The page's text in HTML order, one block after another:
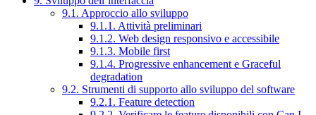
9.1. Approccio allo sviluppo
9.1.1. Attività preliminari
9.1.2. Web design responsivo e accessibile
9.1.3. Mobile first
9.1.4. Progressive enhancement e Graceful
degradation
9.2. Strumenti di supporto allo sviluppo del software
9.2.1. Feature detection